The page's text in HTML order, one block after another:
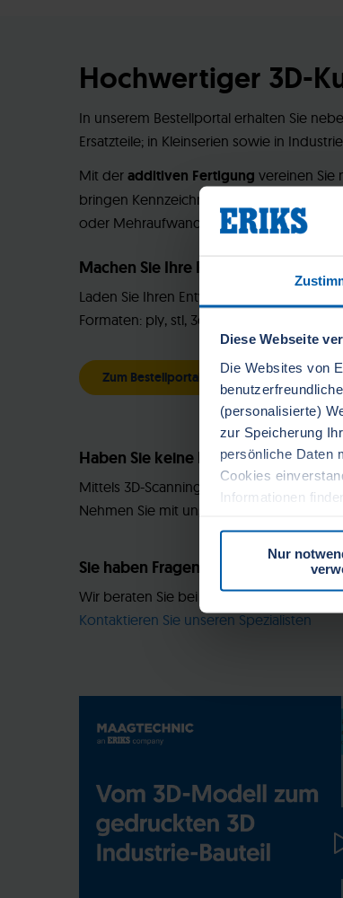
Diese Webseite
Die Websites von
(personalisierte)
zur Speicherung
persönliche Daten
Cookies
Informationen
Nur
Hochwertiger 3D-
In unserem Bestellportal erhalten Sie
Ersatzteile; in Kleinserien sowie in
Mit der additiven Fertigung vereinen Sie
bringen Kennzeichnungen an oder Sie
oder Mehraufwand.
Machen Sie Ihre Produkte greifbar
Laden Sie Ihren Entwurf hoch und
Formaten: ply, stl, 3ds, 3mf, step, stp bis
Zum Bestellportal
Haben Sie keine Daten?
Mittels 3D-Scanning können wir anhand
Nehmen Sie mit uns Kontakt auf.
Sie haben Fragen?
Wir beraten Sie bei der Wahl des
Kontaktieren Sie unseren Spezialisten